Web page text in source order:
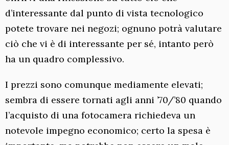
d’interessante dal punto di vista tecnologico
potete trovare nei negozi; ognuno potrà valutare
ciò che vi è di interessante per sé, intanto però
ha un quadro complessivo.
I prezzi sono comunque mediamente elevati;
sembra di essere tornati agli anni ’70/’80 quando
l’acquisto di una fotocamera richiedeva un
notevole impegno economico; certo la spesa è